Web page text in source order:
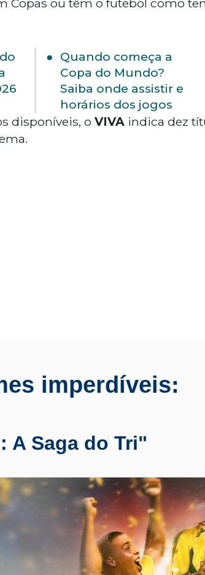
Quando começa a
Copa do Mundo?
Saiba onde assistir e
horários dos jogos
disponíveis, o VIVAindica dez